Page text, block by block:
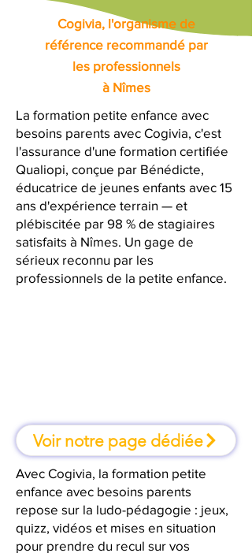
Cogivia, l'organisme de
référence recommandé par
les professionnels
à Nîmes
La formation petite enfance avec
besoins parents avec Cogivia, c'est
l'assurance d'une formation certifiée
Qualiopi, conçue par Bénédicte,
éducatrice de jeunes enfants avec 15
ans d'expérience terrain — et
plébiscitée par 98 % de stagiaires
satisfaits à Nîmes. Un gage de
sérieux reconnu par les
professionnels de la petite enfance.
Voir notre page dédiée
Avec Cogivia, la formation petite
enfance avec besoins parents
repose sur la ludo-pédagogie : jeux,
quizz, vidéos et mises en situation
pour prendre du recul sur vos